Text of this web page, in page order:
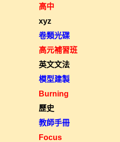
高中
xyz
卷類光碟
高元補習班
英文文法
模型建製
Burning
歷史
教師手冊
Focus